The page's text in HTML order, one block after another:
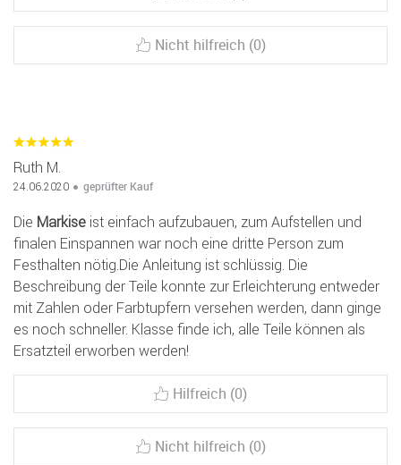
Nicht hilfreich (0)
Ruth M.
24.06.2020 geprüfter Kauf
Die Markise ist einfach aufzubauen, zum Aufstellen und
finalen Einspannen war noch eine dritte Person zum
Festhalten nötig.Die Anleitung ist schlüssig. Die
Beschreibung der Teile konnte zur Erleichterung entweder
mit Zahlen oder Farbtupfern versehen werden, dann ginge
es noch schneller. Klasse finde ich, alle Teile können als
Ersatzteil erworben werden!
Hilfreich (0)
Nicht hilfreich (0)